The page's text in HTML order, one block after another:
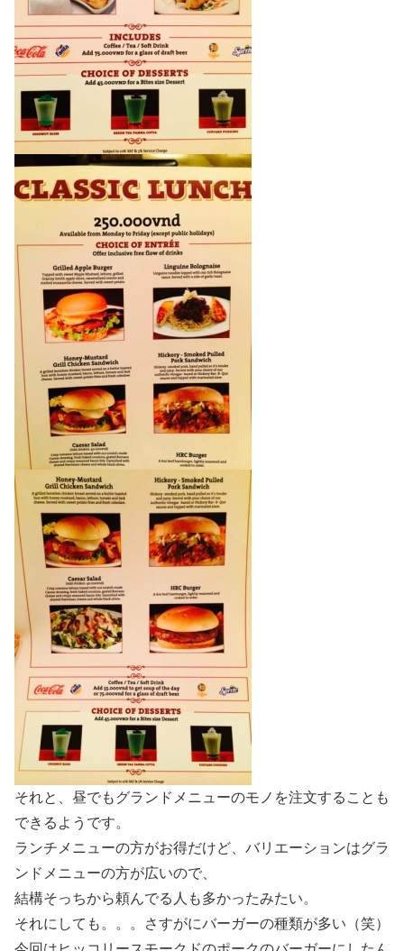
それと、昼でもグランドメニューのモノを注文することも
できるようです。
ランチメニューの方がお得だけど、バリエーションはグラ
ンドメニューの方が広いので、
結構そっちから頼んでる人も多かったみたい。
それにしても。。。さすがにバーガーの種類が多い（笑）